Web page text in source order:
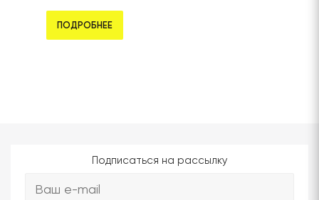
ПОДРОБНЕЕ
Подписаться на рассылку